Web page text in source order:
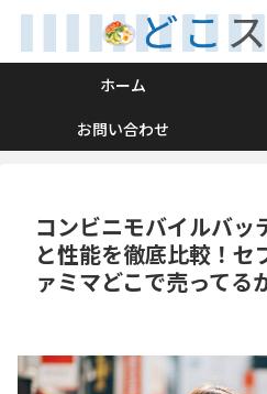
ホーム
お問い合わせ
コンビニモバイルバッ
と性能を徹底比較！セ
ァミマどこで売ってる